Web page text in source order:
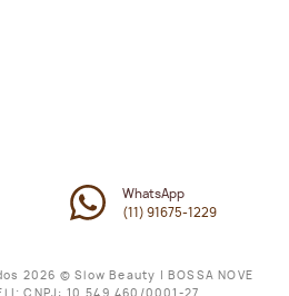
WhatsApp
(11) 91675-1229
2026 © Slow Beauty | BOSSA NOVE